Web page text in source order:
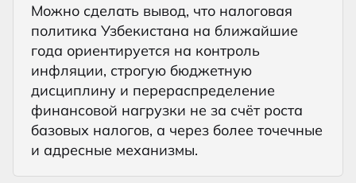
Можно сделать вывод, что налоговая
политика Узбекистана на ближайшие
года ориентируется на контроль
инфляции, строгую бюджетную
дисциплину и перераспределение
финансовой нагрузки не за счёт роста
базовых налогов, а через более точечные
и адресные механизмы.